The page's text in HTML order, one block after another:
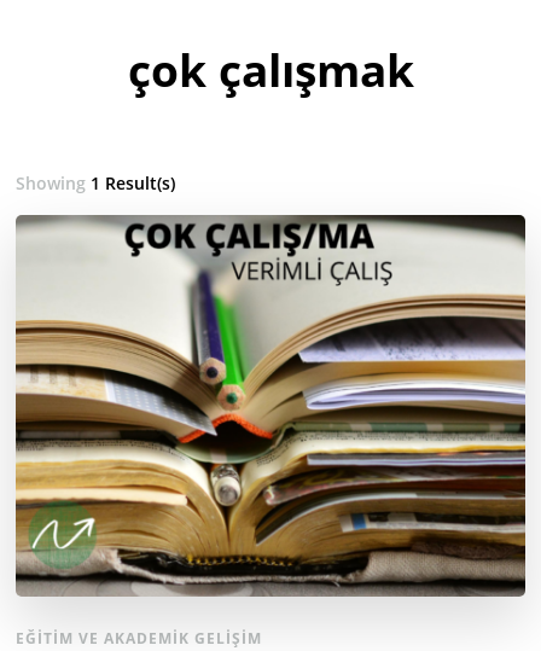
çok çalışmak
Showing 1 Result(s)
EĞITIM VE AKADEMIK GELIŞIM